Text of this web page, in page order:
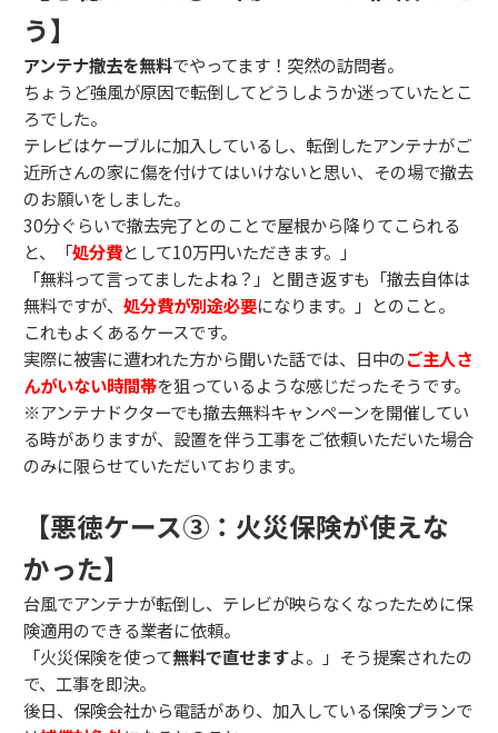
う】
アンテナ撤去を無料でやってます！突然の訪問者。
ちょうど強風が原因で転倒してどうしようか迷っていたとこ
ろでした。
テレビはケーブルに加入しているし、転倒したアンテナがご
近所さんの家に傷を付けてはいけないと思い、その場で撤去
のお願いをしました。
30分ぐらいで撤去完了とのことで屋根から降りてこられる
と、「処分費として10万円いただきます。」
「無料って言ってましたよね？」と聞き返すも「撤去自体は
無料ですが、 処分費が別途必要になります。」とのこと。
これもよくあるケースです。
実際に被害に遭われた方から聞いた話では、日中のご主人さ
んがいない時間帯を狙っているような感じだったそうです。
※アンテナドクターでも撤去無料キャンペーンを開催してい
る時がありますが、設置を伴う工事をご依頼いただいた場合
のみに限らせていただいております。
【悪徳ケース③：火災保険が使えな
かった】
台風でアンテナが転倒し、テレビが映らなくなったために保
険適用のできる業者に依頼。
「火災保険を使って無料で直せますよ。」そう提案されたの
で、工事を即決。
後日、保険会社から電話があり、加入している保険プランで